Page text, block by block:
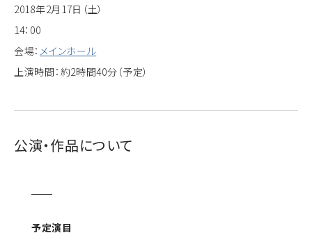
2018年2月17日（土）
14：00
会場： メインホール
上演時間：約2時間40分（予定）
公演・作品について
予定演目